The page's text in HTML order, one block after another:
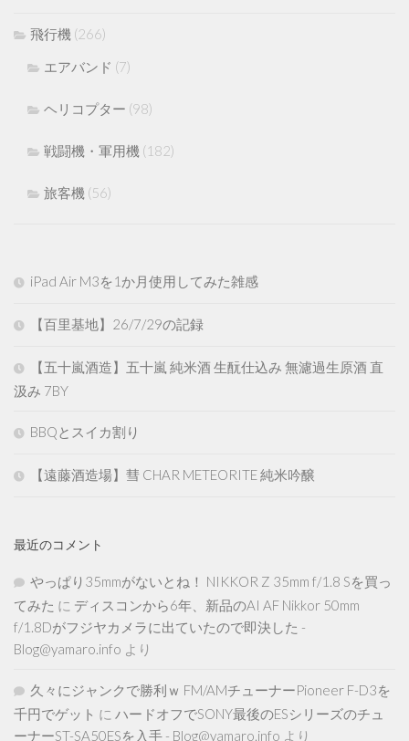
飛行機 (266)
エアバンド (7)
ヘリコプター (98)
戦闘機・軍用機 (182)
旅客機 (56)
iPad Air M3を1か月使用してみた雑感
【百里基地】26/7/29の記録
【五十嵐酒造】五十嵐 純米酒 生酛仕込み 無濾過生原酒 直
汲み 7BY
BBQとスイカ割り
【遠藤酒造場】彗 CHAR METEORITE 純米吟醸
最近のコメント
やっぱり35mmがないとね！ NIKKOR Z 35mm f/1.8 Sを買っ
てみた に ディスコンから6年、新品のAI AF Nikkor 50mm
f/1.8Dがフジヤカメラに出ていたので即決した -
Blog@yamaro.info より
久々にジャンクで勝利ｗ FM/AMチューナーPioneer F-D3を
千円でゲット に ハードオフでSONY最後のESシリーズのチュ
ーナーST-SA50ESを入手 - Blog@yamaro.info より